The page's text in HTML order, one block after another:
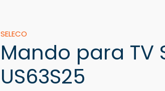
SELECO
Mando para TV
US63S25
Mando
para
TV
SELECO